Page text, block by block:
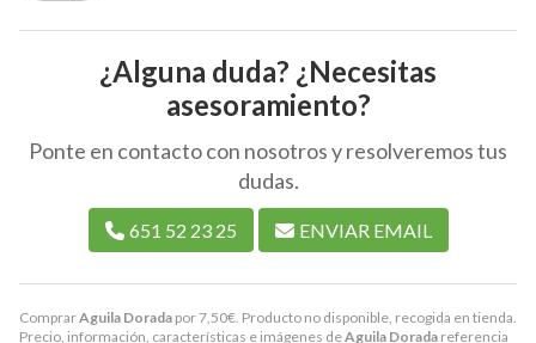
ComprarAguila Dorada por7,50€ . Producto no disponible, recogida en tienda.
Precio, información, características e imágenes deAguila Dorada referencia
¿Alguna duda? ¿Necesitas
asesoramiento?
Ponte en contacto con nosotros y resolveremos tus
dudas.
651 52 23 25 ENVIAR EMAIL